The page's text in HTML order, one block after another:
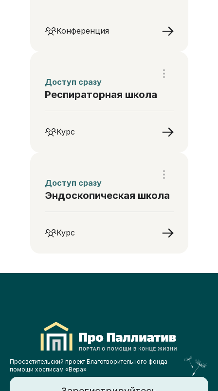
Конференция
Доступ сразу
Респираторная школа
Курс
Доступ сразу
Эндоскопическая школа
Курс
Просветительский проект Благотворительного фонда
помощи хосписам «Вера»